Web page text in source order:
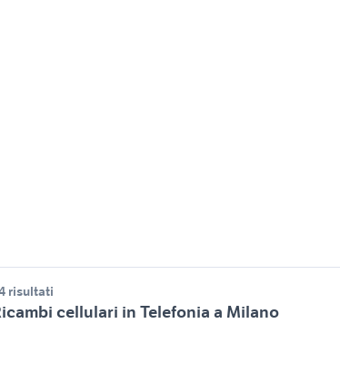
risultati
cellulari in Telefonia a Milano